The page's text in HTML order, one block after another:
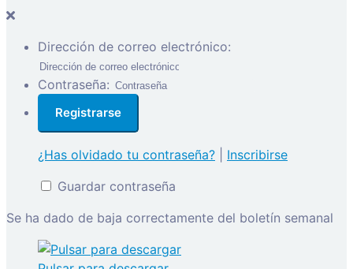
Dirección de correo electrónico:
Contraseña:
¿Has olvidado tu contraseña?
Inscribirse
Guardar contraseña
Se ha dado de baja correctamente del boletín semanal